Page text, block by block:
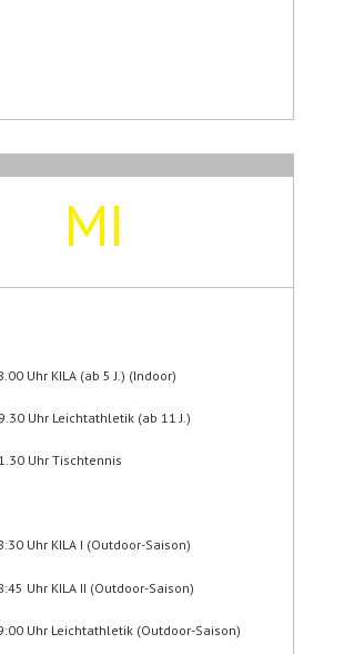
MI
Uhr KILA (ab 5 J.) (Indoor)
Uhr Leichtathletik (ab 11 J.)
Uhr Tischtennis
Uhr KILA I (Outdoor-Saison)
Uhr KILA II (Outdoor-Saison)
Uhr Leichtathletik (Outdoor-Saison)